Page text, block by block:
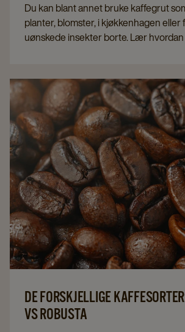
Du kan blant annet bruke kaffegrut
planter, blomster, i kjøkkenhagen eller
uønskede insekter borte. Lær
DE FORSKJELLIGE
VS ROBUSTA